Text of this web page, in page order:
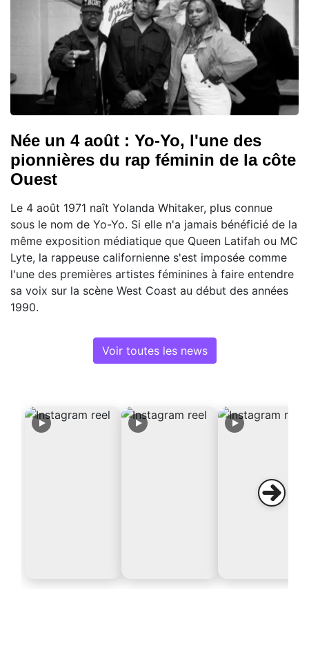
Née un 4 août : Yo-Yo, l'une des
pionnières du rap féminin de la côte
Ouest
Le 4 août 1971 naît Yolanda Whitaker, plus connue
sous le nom de Yo-Yo. Si elle n'a jamais bénéficié de la
même exposition médiatique que Queen Latifah ou MC
Lyte, la rappeuse californienne s'est imposée comme
l'une des premières artistes féminines à faire entendre
sa voix sur la scène West Coast au début des années
1990.
Voir toutes les news